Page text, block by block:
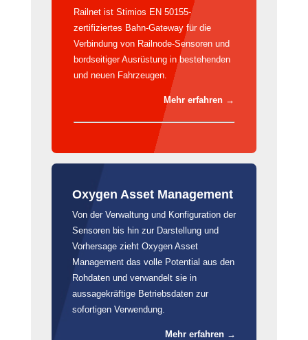
Railnet ist Stimios EN 50155-
zertifiziertes Bahn-Gateway für die
Verbindung von Railnode-Sensoren und
bordseitiger Ausrüstung in bestehenden
und neuen Fahrzeugen.
Mehr erfahren →
Oxygen Asset Management
Von der Verwaltung und Konfiguration der
Sensoren bis hin zur Darstellung und
Vorhersage zieht Oxygen Asset
Management das volle Potential aus den
Rohdaten und verwandelt sie in
aussagekräftige Betriebsdaten zur
sofortigen Verwendung.
Mehr erfahren →